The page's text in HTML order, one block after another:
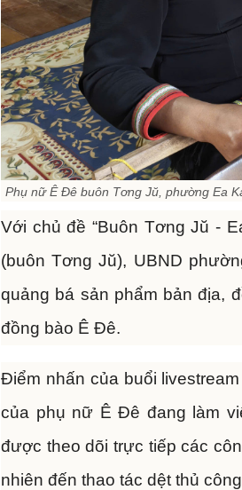
Phụ nữ Ê Đê buôn Tơng Jŭ, phường Ea
Với chủ đề “Buôn Tơng Jŭ -
(buôn Tơng Jŭ), UBND
quảng bá sản phẩm bản địa,
đồng bào Ê Đê.
Điểm nhấn của buổi
của phụ nữ Ê Đê đang làm
được theo dõi trực tiếp các
nhiên đến thao tác dệt thủ